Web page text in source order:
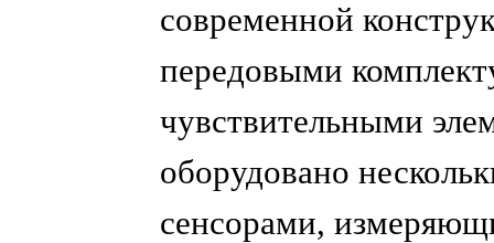
современной
передовыми
чувствительными
оборудовано
сенсорами,